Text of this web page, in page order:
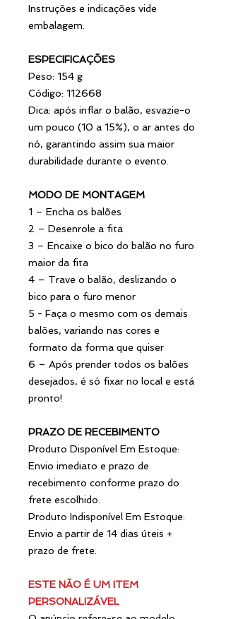
Instruções e indicações vide
embalagem.
ESPECIFICAÇÕES
Peso: 154 g
Código: 112668
Dica: após inflar o balão, esvazie-o
um pouco (10 a 15%), o ar antes do
nó, garantindo assim sua maior
durabilidade durante o evento.
MODO DE MONTAGEM
1 – Encha os balões
2 – Desenrole a fita
3 – Encaixe o bico do balão no furo
maior da fita
4 – Trave o balão, deslizando o
bico para o furo menor
5 - Faça o mesmo com os demais
balões, variando nas cores e
formato da forma que quiser
6 – Após prender todos os balões
desejados, é só fixar no local e está
pronto!
PRAZO DE RECEBIMENTO
Produto Disponível Em Estoque:
Envio imediato e prazo de
recebimento conforme prazo do
frete escolhido.
Produto Indisponível Em Estoque:
Envio a partir de 14 dias úteis +
prazo de frete.
ESTE NÃO É UM ITEM
PERSONALIZÁVEL